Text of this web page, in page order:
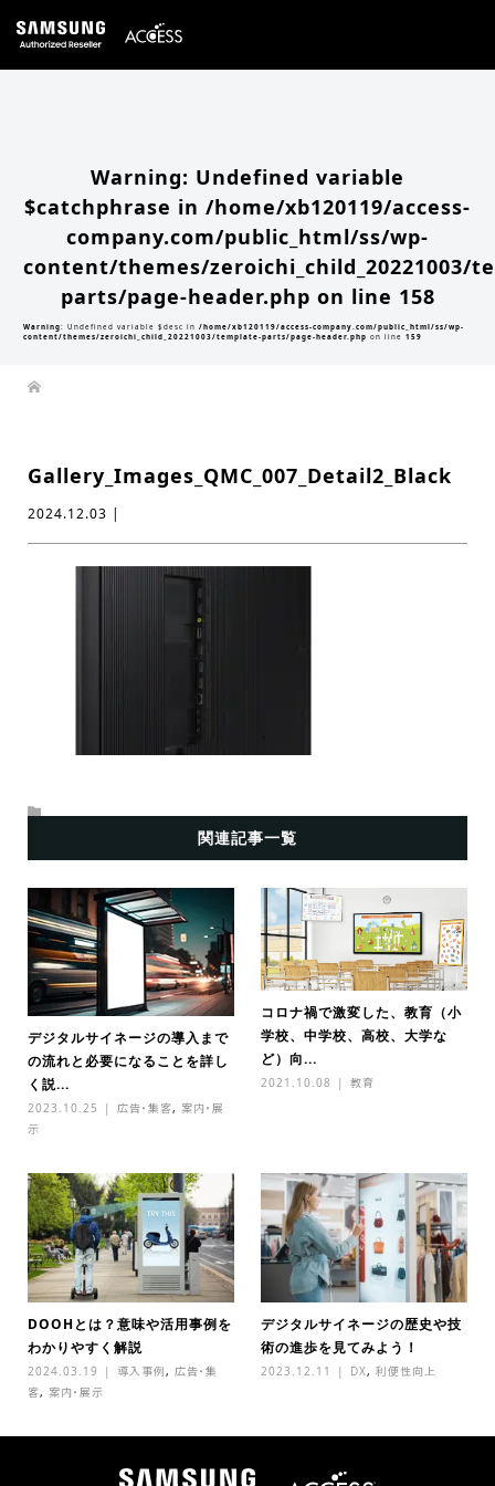
Warning : Attempt to read property "slug" on null in
company.com/public_html/ss/wp-content/themes/zeroichi_child_20221003/single.php
Warning: Undefined variable
$catchphrase in /home/xb120119/access-
company.com/public_html/ss/wp-
content/themes/zeroichi_child_20221003/
parts/page-header.php on line 158
Warning: Undefined variable $desc in /home/xb120119/access-company.com/public_html/ss/wp-
content/themes/zeroichi_child_20221003/template-parts/page-header.php on line 159
Gallery_Images_QMC_007_Detail2_Black
2024.12.03 |
関連記事一覧
デジタルサイネージの導入まで
の流れと必要になることを詳し
く説...
2023.10.25 広告・集客, 案内・展
示
コロナ禍で激変した、教育（小
学校、中学校、高校、大学な
ど）向...
2021.10.08 教育
DOOHとは？意味や活用事例を
わかりやすく解説
2024.03.19 導入事例, 広告・集
客, 案内・展示
デジタルサイネージの歴史や技
術の進歩を見てみよう！
2023.12.11 DX,利便性向上